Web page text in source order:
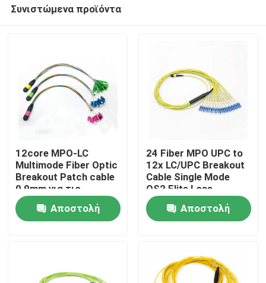
Σπίτι
Περίπου εμείς
Συνιστώμενα προϊόντα
12core MPO-LC
Multimode Fiber Optic
Breakout Patch cable
0,9mm για τις
κασέτες MPO και τα
μονωτά περιβλήματα
Αποστολή
24 Fiber MPO UPC to
12x LC/UPC Breakout
Cable Single Mode
OS2 Elite Loss
≤0,35dB Type B LSZH
3,0mm Αποστολή